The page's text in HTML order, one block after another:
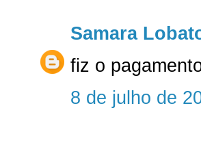
Samara
fiz o
8 de julho de